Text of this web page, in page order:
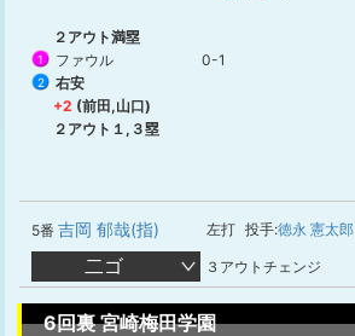
２アウト満塁
1 ファウル 0-1
2
右安
+2 (前田,山口)
２アウト１,３塁
5番 吉岡 郁哉(指) 左打 投手:徳永 憲太郎
二ゴ ３アウトチェンジ
6回裏 宮崎梅田学園